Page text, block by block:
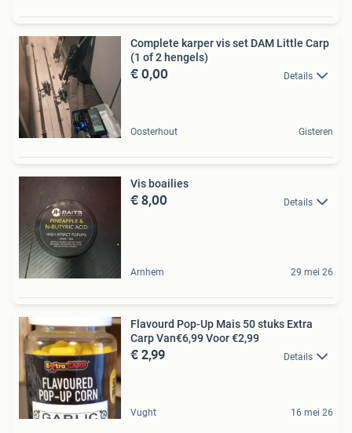
Complete karper vis set DAM Little Carp
(1 of 2 hengels)
€ 0,00 Details
Oosterhout Gisteren
Vis boailies
€ 8,00 Details
Arnhem 29 mei 26
Flavourd Pop-Up Mais 50 stuks Extra
Carp Van€6,99 Voor €2,99
€ 2,99 Details
Vught 16 mei 26